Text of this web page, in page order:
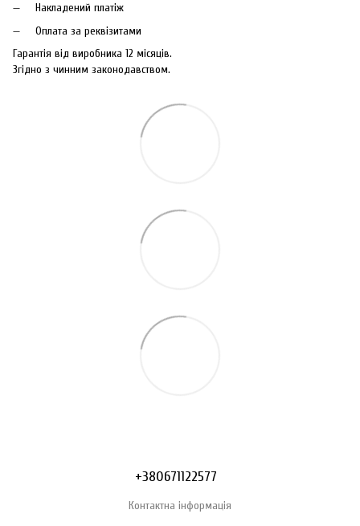
Накладений платіж
Оплата за реквізитами
Гарантія від виробника 12 місяців.
Згідно з чинним законодавством.
+380671122577
Контактна інформація